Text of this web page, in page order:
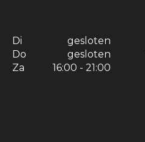
Di
gesloten
Do
gesloten
Za
16:00 - 21:00